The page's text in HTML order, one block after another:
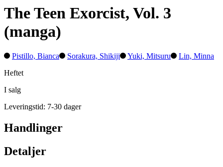
The Teen Exorcist, Vol. 3
(manga)
Pistillo, Bianca Sorakura, Shikiji Yuki, Mitsuru
Lin, Minna
Heftet
I salg
Leveringstid: 7-30 dager
Handlinger
Detaljer